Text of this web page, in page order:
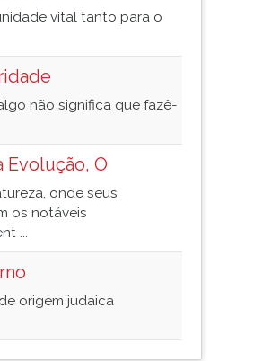
vital tanto para o
não significa que fazê-
Evolução, O
onde seus
os notáveis
...
origem judaica